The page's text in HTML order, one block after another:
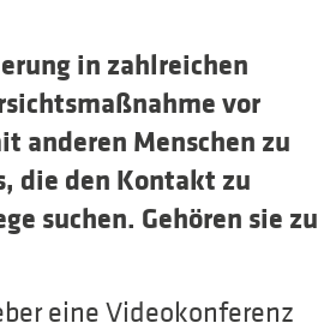
in zahlreichen
vor
anderen Menschen zu
die den Kontakt zu
suchen. Gehören sie zu
eine Videokonferenz